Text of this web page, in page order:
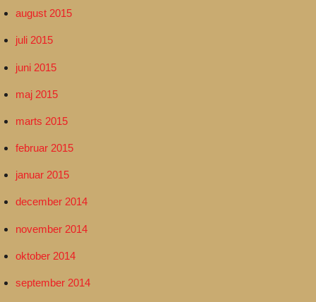
august 2015
juli 2015
juni 2015
maj 2015
marts 2015
februar 2015
januar 2015
december 2014
november 2014
oktober 2014
september 2014